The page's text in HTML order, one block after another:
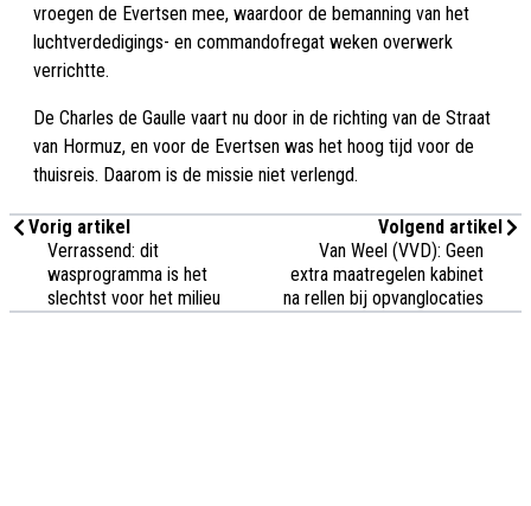
vroegen de Evertsen mee, waardoor de bemanning van het
luchtverdedigings- en commandofregat weken overwerk
verrichtte.
De Charles de Gaulle vaart nu door in de richting van de Straat
van Hormuz, en voor de Evertsen was het hoog tijd voor de
thuisreis. Daarom is de missie niet verlengd.
Vorig artikel
Verrassend: dit
wasprogramma is het
slechtst voor het milieu
Volgend artikel
Van Weel (VVD): Geen
extra maatregelen kabinet
na rellen bij opvanglocaties